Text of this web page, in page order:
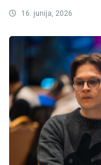
16. junija, 2026